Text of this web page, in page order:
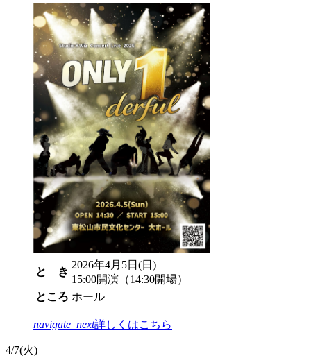
と き
2026年4月5日(日)
15:00開演（14:30開場）
ところ ホール
navigate_next詳しくはこちら
4/7(火)